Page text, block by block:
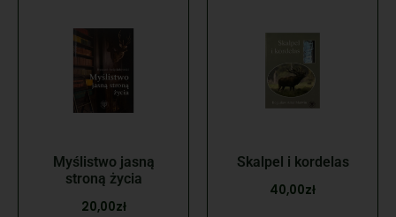
Myślistwo jasną
stroną życia
20,00zł
Skalpel i kordelas
40,00zł